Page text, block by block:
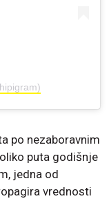
po nezaboravnim
puta godišnje
jedna od
vrednosti